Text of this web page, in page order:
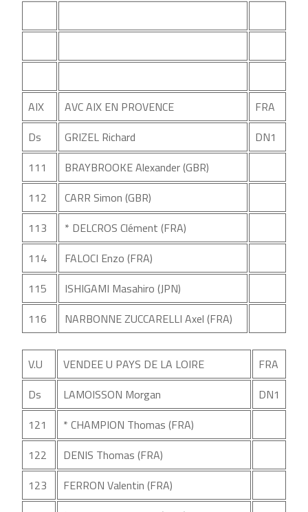
AIX AVC AIX EN PROVENCE
FRA
Ds
GRIZEL Richard
DN1
111
BRAYBROOKE Alexander (GBR)
112
CARR Simon (GBR)
113
* DELCROS Clément (FRA)
114
FALOCI Enzo (FRA)
115
ISHIGAMI Masahiro (JPN)
116
NARBONNE ZUCCARELLI Axel (FRA)
V.U VENDEE U PAYS DE LA LOIRE
FRA
Ds
LAMOISSON Morgan
DN1
121
* CHAMPION Thomas (FRA)
122
DENIS Thomas (FRA)
123
FERRON Valentin (FRA)